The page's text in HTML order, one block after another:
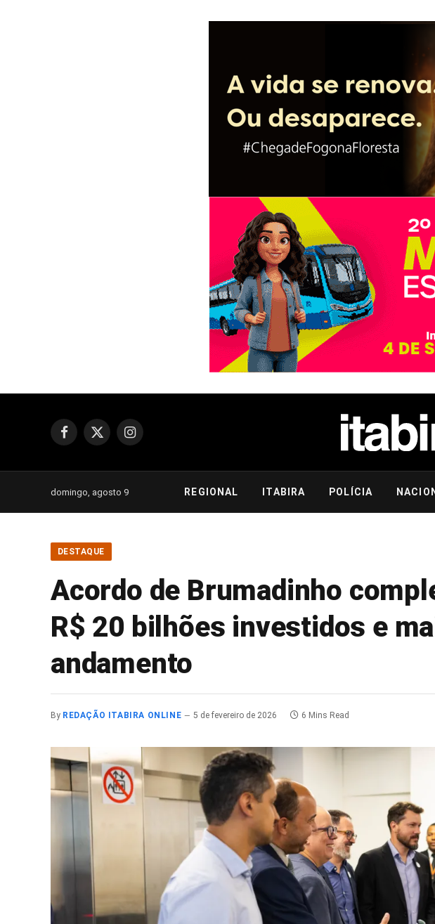
Facebook
X
Instagram
domingo, agosto 9 REGIONAL ITABIRA POLÍCIA
DESTAQUE
Acordo de Brumadinho
R$ 20 bilhões investidos e
andamento
By REDAÇÃO ITABIRA ONLINE 5 de fevereiro de 2026 6 Mins Read